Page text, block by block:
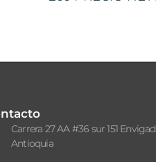
Carrera 27 AA #36 sur 151
Antioquia